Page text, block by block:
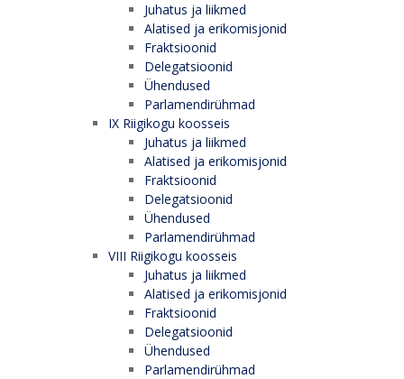
Juhatus ja liikmed
Alatised ja erikomisjonid
Fraktsioonid
Delegatsioonid
Ühendused
Parlamendirühmad
IX Riigikogu koosseis
Juhatus ja liikmed
Alatised ja erikomisjonid
Fraktsioonid
Delegatsioonid
Ühendused
Parlamendirühmad
VIII Riigikogu koosseis
Juhatus ja liikmed
Alatised ja erikomisjonid
Fraktsioonid
Delegatsioonid
Ühendused
Parlamendirühmad